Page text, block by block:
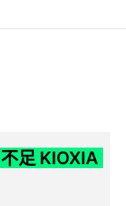
足 KIOXIA